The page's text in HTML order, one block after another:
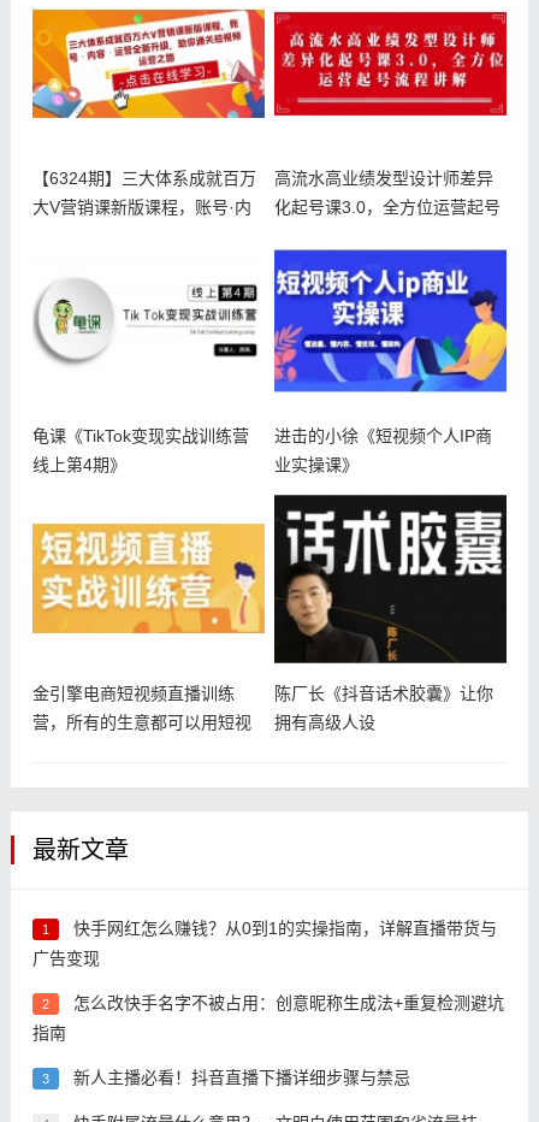
【6324期】三大体系成就百万
大V营销课新版课程，账号·内
高流水高业绩发型设计师差异
化起号课3.0，全方位运营起号
龟课《TikTok变现实战训练营
线上第4期》
进击的小徐《短视频个人IP商
业实操课》
金引擎电商短视频直播训练
营，所有的生意都可以用短视
陈厂长《抖音话术胶囊》让你
拥有高级人设
最新文章
1
快手网红怎么赚钱？从0到1的实操指南，详解直播带货与
广告变现
2
怎么改快手名字不被占用：创意昵称生成法+重复检测避坑
指南
3 新人主播必看！抖音直播下播详细步骤与禁忌